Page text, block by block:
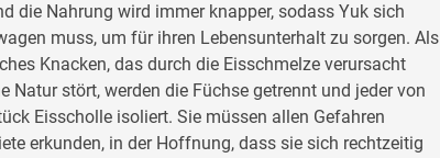
die Nahrung wird immer knapper, sodass Yuk sich
muss, um für ihren Lebensunterhalt zu sorgen. Als
Knacken, das durch die Eisschmelze verursacht
Natur stört, werden die Füchse getrennt und jeder von
Eisscholle isoliert. Sie müssen allen Gefahren
erkunden, in der Hoffnung, dass sie sich rechtzeitig